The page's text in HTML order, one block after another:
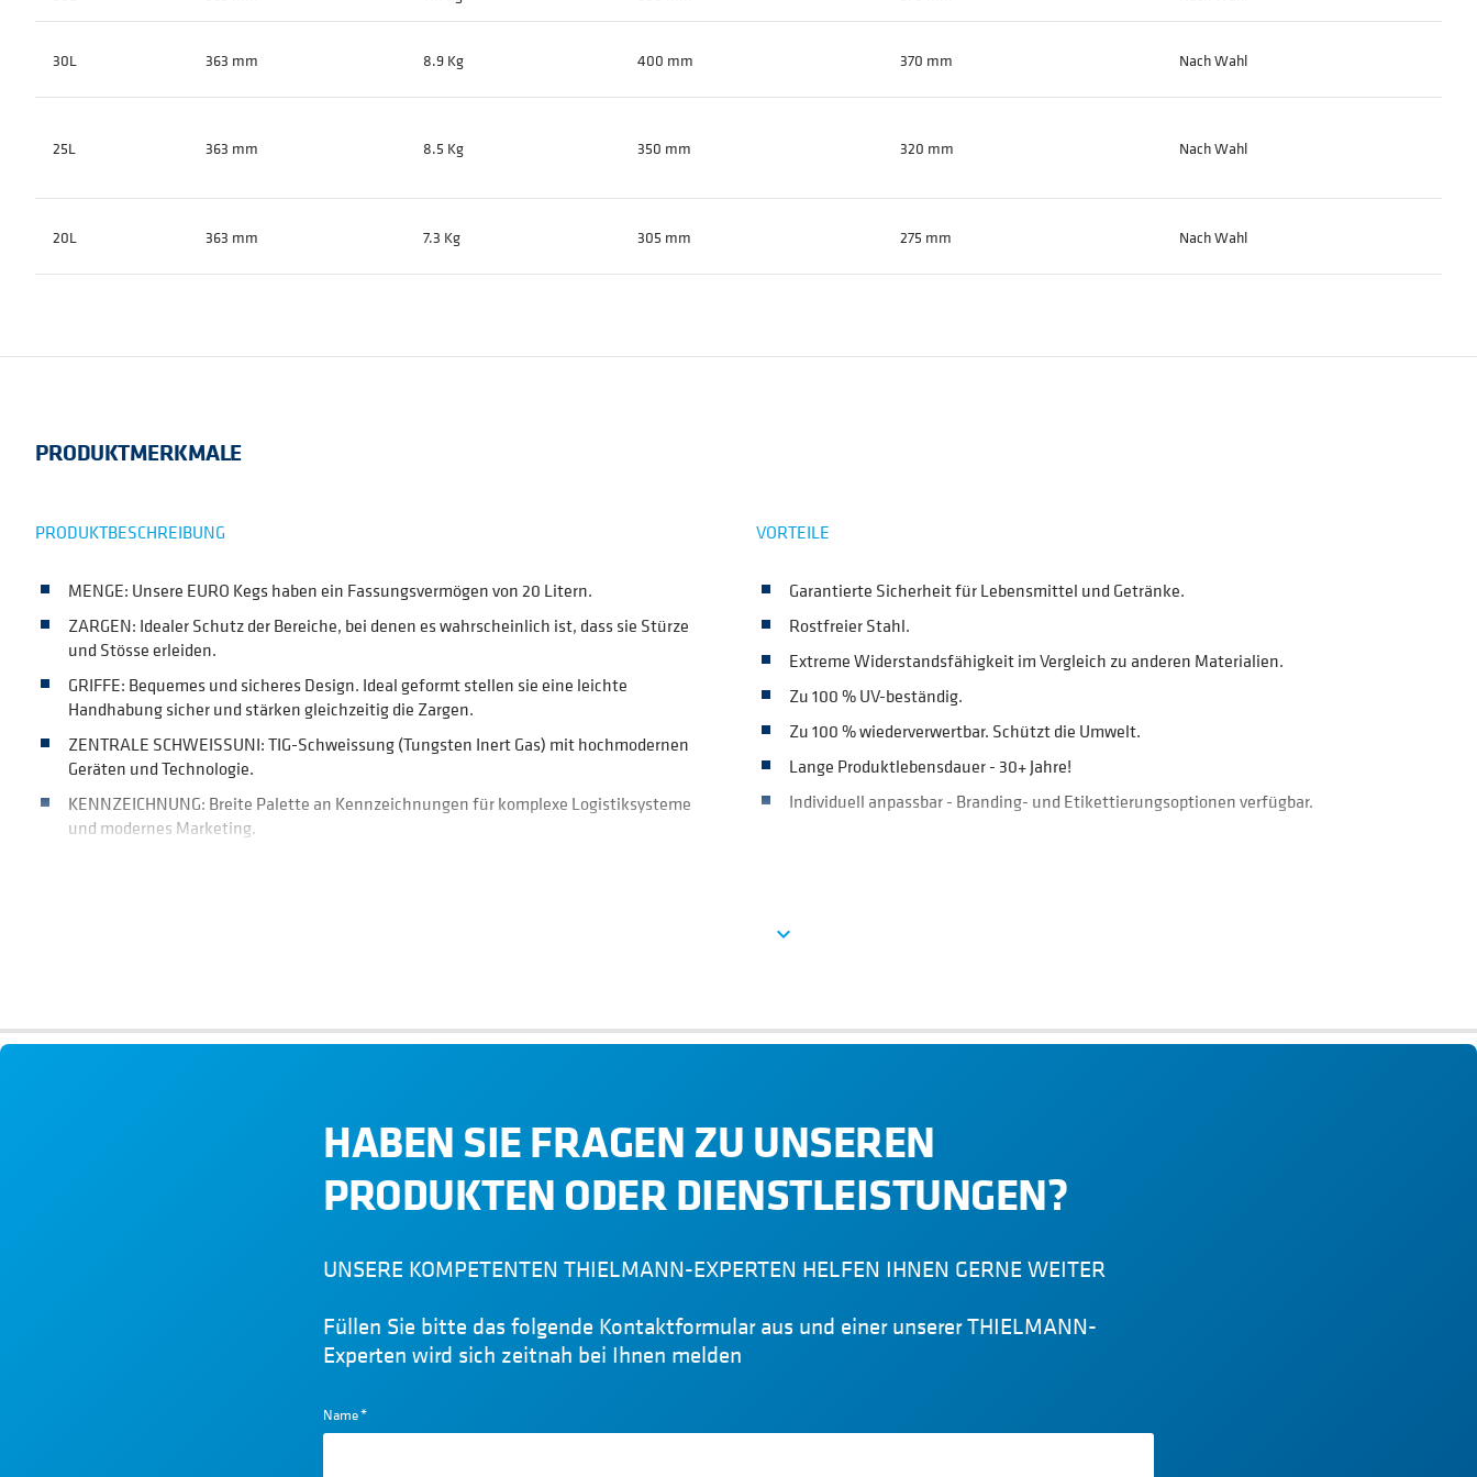
30L 363 mm 8.9 Kg 400 mm 370 mm Nach Wahl
25L 363 mm 8.5 Kg 350 mm 320 mm Nach Wahl
20L 363 mm 7.3 Kg 305 mm 275 mm Nach Wahl
PRODUKTMERKMALE
PRODUKTBESCHREIBUNG
MENGE: Unsere EURO Kegs haben ein Fassungsvermögen von 20 Litern.
ZARGEN: Idealer Schutz der Bereiche, bei denen es wahrscheinlich ist, dass sie Stürze
und Stösse erleiden.
GRIFFE: Bequemes und sicheres Design. Ideal geformt stellen sie eine leichte
Handhabung sicher und stärken gleichzeitig die Zargen.
ZENTRALE SCHWEISSUNI: TIG-Schweissung (Tungsten Inert Gas) mit hochmodernen
Geräten und Technologie.
KENNZEICHNUNG: Breite Palette an Kennzeichnungen für komplexe Logistiksysteme
und modernes Marketing.
Um optimal die Kundenbedürfnisse zu erfüllen, bekommen unsere Rohstoffzulieferer präzise
Anweisungen über die Eigenschaften, die das Material erfüllen muss.
und eine hohe Widerstandsfähigkeit des Metalls erlangt.
VORTEILE
Garantierte Sicherheit für Lebensmittel und Getränke.
Rostfreier Stahl.
Extreme Widerstandsfähigkeit im Vergleich zu anderen Materialien.
Zu 100 % UV-beständig.
Zu 100 % wiederverwertbar. Schützt die Umwelt.
Lange Produktlebensdauer - 30+ Jahre!
Individuell anpassbar - Branding- und Etikettierungsoptionen verfügbar.
Wasser
Spirituosen
Cocktails
Kombucha
expand_more
HABEN SIE FRAGEN ZU UNSEREN
PRODUKTEN ODER DIENSTLEISTUNGEN?
UNSERE KOMPETENTEN THIELMANN-EXPERTEN HELFEN IHNEN GERNE WEITER
Füllen Sie bitte das folgende Kontaktformular aus und einer unserer THIELMANN-
Experten wird sich zeitnah bei Ihnen melden
Name*